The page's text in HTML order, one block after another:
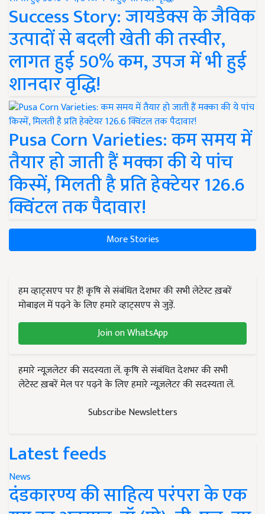
Success Story: जायडेक्स के जैविक
उत्पादों से बदली खेती की तस्वीर,
लागत हुई 50% कम, उपज में भी हुई
शानदार वृद्धि!
Pusa Corn Varieties: कम समय में
तैयार हो जाती हैं मक्का की ये पांच
किस्में, मिलती है प्रति हेक्टेयर 126.6
क्विंटल तक पैदावार!
More Stories
हम व्हाट्सएप पर हैं! कृषि से संबंधित देशभर की सभी लेटेस्ट ख़बरें
मोबाइल में पढ़ने के लिए हमारे व्हाट्सएप से जुड़ें.
Join on WhatsApp
हमारे न्यूज़लेटर की सदस्यता लें. कृषि से संबंधित देशभर की सभी
लेटेस्ट ख़बरें मेल पर पढ़ने के लिए हमारे न्यूज़लेटर की सदस्यता लें.
Subscribe Newsletters
Latest feeds
News
दंडकारण्य की साहित्य परंपरा के एक